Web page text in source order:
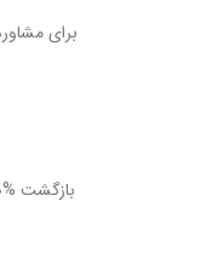
برای
بازگشت %200 وجه در صورت اصلی نبودن